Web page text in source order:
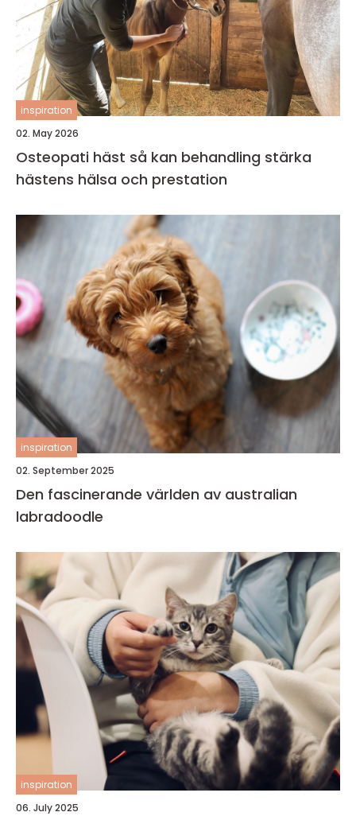
inspiration
02. May 2026
Osteopati häst så kan behandling stärka
hästens hälsa och prestation
inspiration
02. September 2025
Den fascinerande världen av australian
labradoodle
inspiration
06. July 2025